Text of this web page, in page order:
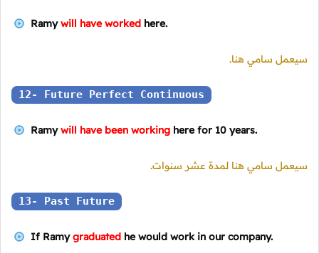
Ramywill have worked here.
سيعمل سامي هنا.
12- Future Perfect Continuous
Ramywill have been working here for 10 years.
سيعمل سامي هنا لمدة عشر سنوات.
13- Past Future
If Ramygraduated he would work in our company.